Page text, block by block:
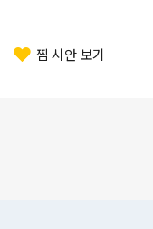
찜 시안 보기